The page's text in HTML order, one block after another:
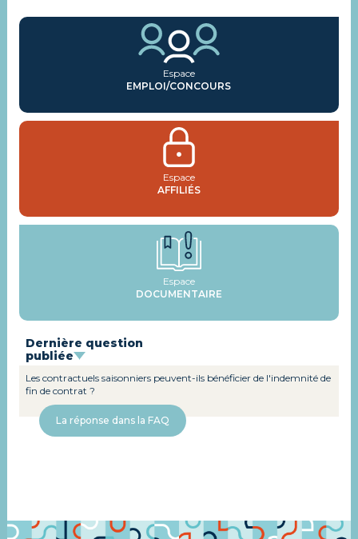
Espace
EMPLOI/CONCOURS
Espace
AFFILIÉS
Espace
DOCUMENTAIRE
Dernière question
publiée
Les contractuels saisonniers peuvent-ils bénéficier de l'indemnité de
fin de contrat ?
La réponse dans la FAQ